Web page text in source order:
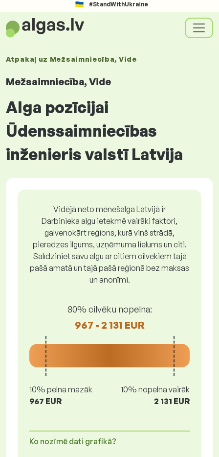
#StandWithUkraine
Atpakaļ uz Mežsaimniecība, Vide
Mežsaimniecība, Vide
Alga pozīcijai
Ūdenssaimniecības
inženieris valstī Latvija
Vidējā neto mēnešalga Latvijā ir
Darbinieka algu ietekmē vairāki faktori,
galvenokārt reģions, kurā viņš strādā,
pieredzes ilgums, uzņēmuma lielums un citi.
Salīdziniet savu algu ar citiem cilvēkiem tajā
pašā amatā un tajā pašā reģionā bez maksas
un anonīmi.
80% cilvēku nopelna:
967 - 2 131 EUR
10% pelna mazāk
967 EUR
10% nopelna vairāk
2 131 EUR
Ko nozīmē dati grafikā?